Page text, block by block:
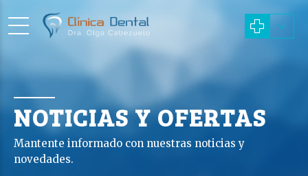
NOTICIAS Y OFERTAS
Mantente informado con nuestras noticias y
novedades.